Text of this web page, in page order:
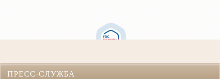
ПРЕСС-СЛУЖБА